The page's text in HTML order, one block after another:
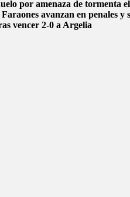
por amenaza de tormenta
avanzan en penales y
vencer 2-0 a Argelia